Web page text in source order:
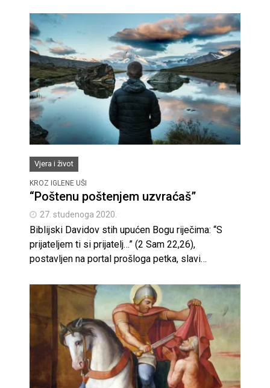
Vjera i život
KROZ IGLENE UŠI
“Poštenu poštenjem uzvraćaš”
27. studenoga 2020.
Biblijski Davidov stih upućen Bogu riječima: “S
prijateljem ti si prijatelj…” (2 Sam 22,26),
postavljen na portal prošloga petka, slavi…